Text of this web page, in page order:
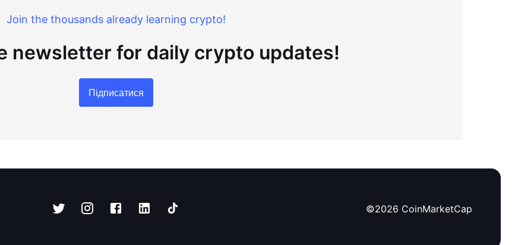
Join the thousands already learning crypto!
newsletter for daily crypto updates!
Підписатися
©2026 CoinMarketCap